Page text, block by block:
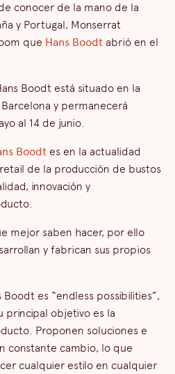
conocer de la mano de la
y Portugal, Monserrat
que Hans Boodt abrió en el
Boodt está situado en la
y permanecerá
al 14 de junio.
Boodt es en la actualidad
de la producción de bustos
innovación y
mejor saben hacer, por ello
y fabrican sus propios
es “endless possibilities”,
principal objetivo es la
Proponen soluciones e
constante cambio, lo que
cualquier estilo en cualquier